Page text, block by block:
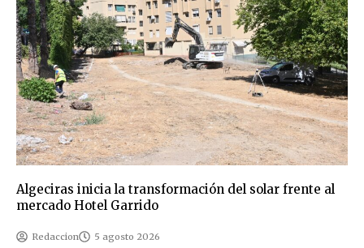
Algeciras inicia la transformación del solar frente al
mercado Hotel Garrido
Redaccion 5 agosto 2026